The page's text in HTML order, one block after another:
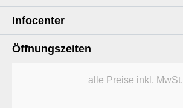
Infocenter
Öffnungszeiten
alle Preise inkl. MwSt.